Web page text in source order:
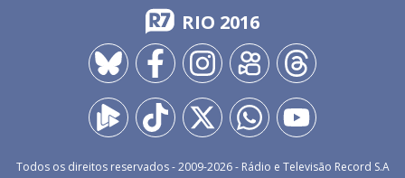
RIO 2016
Todos os direitos reservados - 2009-2026- Rádio e Televisão Record S.A